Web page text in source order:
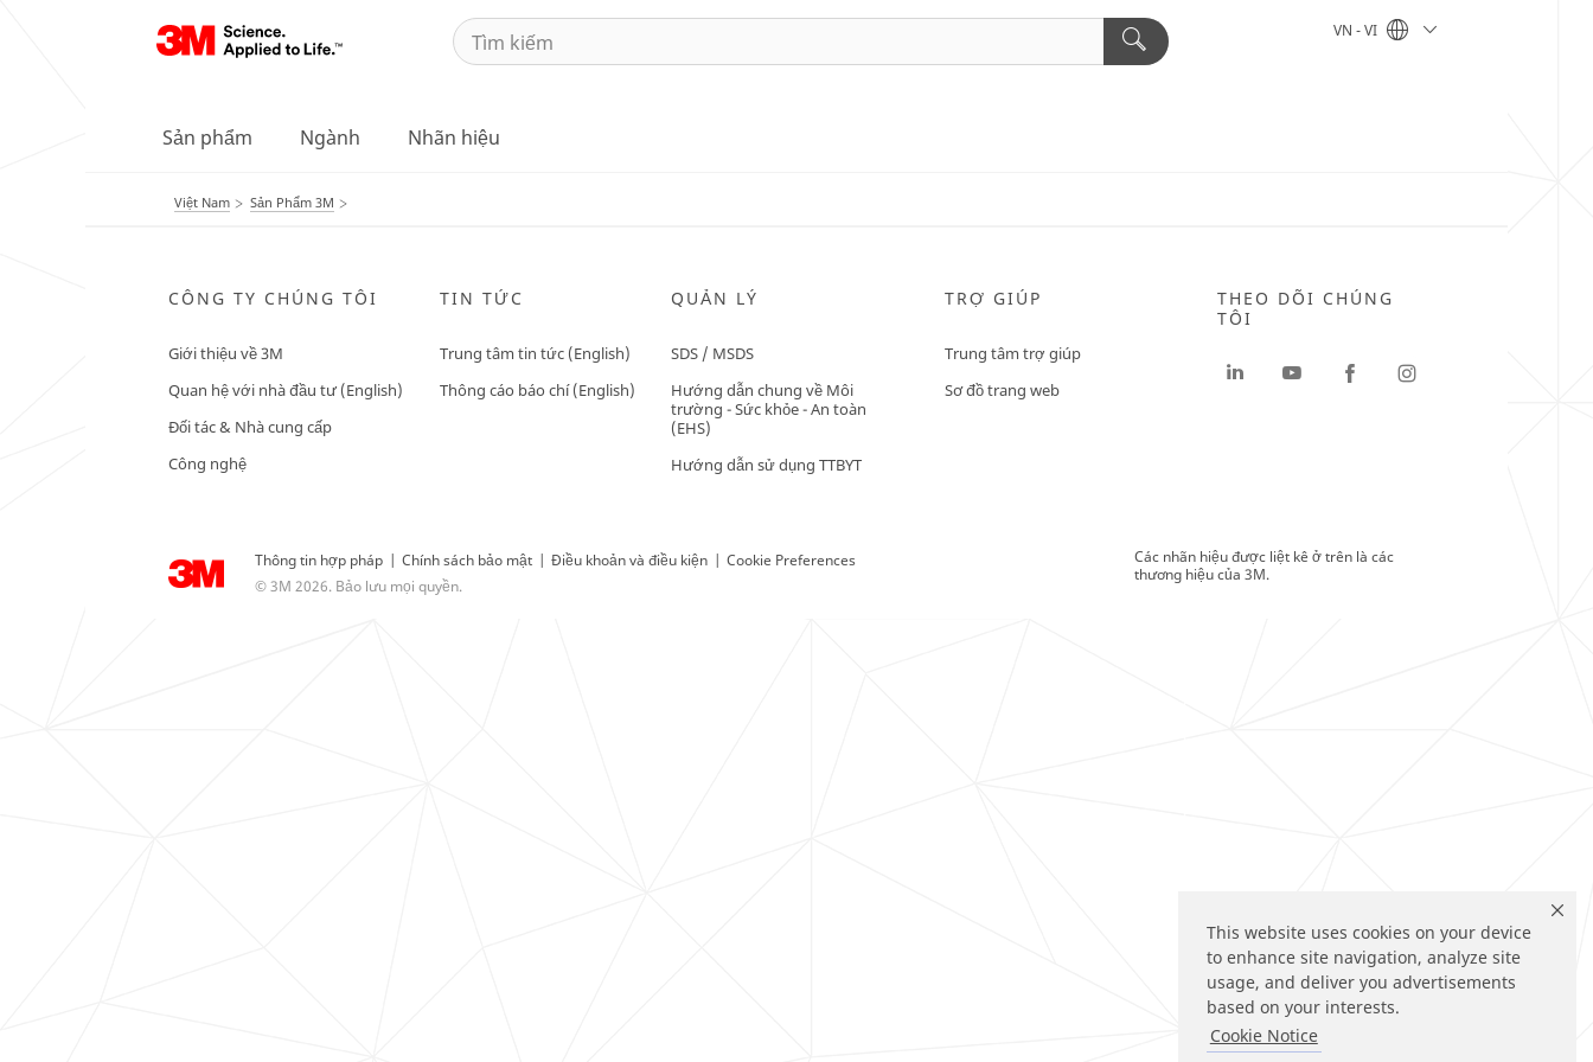
This website uses cookies on your device
to enhance site navigation, analyze site
usage, and deliver you advertisements
based on your interests.
Cookie Notice
VN - VI
Sản phẩm Ngành Nhãn hiệu
Việt Nam Sản Phẩm 3M
CÔNG TY CHÚNG TÔI
Giới thiệu về 3M
Quan hệ với nhà đầu tư (English)
Đối tác & Nhà cung cấp
Công nghệ
TIN TỨC
Trung tâm tin tức (English)
Thông cáo báo chí (English)
QUẢN LÝ
SDS / MSDS
Hướng dẫn chung về Môi
trường - Sức khỏe - An toàn
(EHS)
Hướng dẫn sử dụng TTBYT
TRỢ GIÚP
Trung tâm trợ giúp
Sơ đồ trang web
Thông tin hợp pháp | Chính sách bảo mật | Điều khoản và điều kiện | Cookie Preferences
© 3M 2026. Bảo lưu mọi quyền.
THEO DÕI CHÚNG
TÔI
Các nhãn hiệu được liệt kê ở trên là các
thương hiệu của 3M.